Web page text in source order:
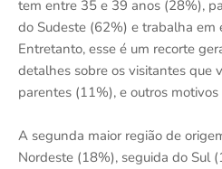
tem entre 35 e 39 anos (28%),
do Sudeste (62%) e trabalha em
Entretanto, esse é um recorte
detalhes sobre os visitantes que
parentes (11%), e outros
A segunda maior região de
Nordeste (18%), seguida do Sul